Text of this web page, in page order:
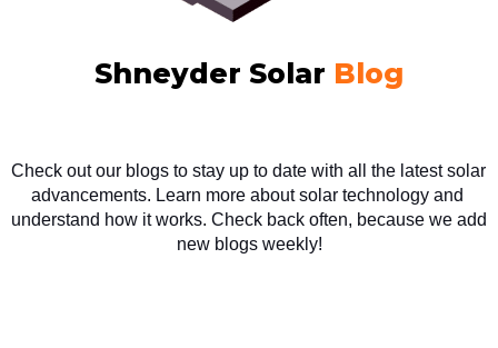
Shneyder Solar Blog
Check out our blogs to stay up to date with all the latest solar
advancements. Learn more about solar technology and
understand how it works. Check back often, because we add
new blogs weekly!